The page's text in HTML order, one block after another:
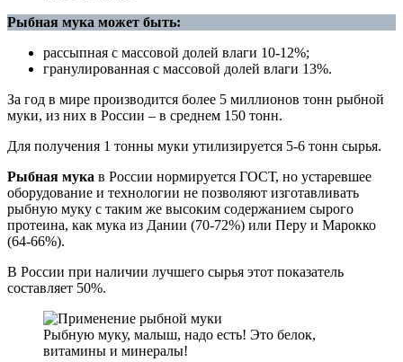
Рыбная мука может быть:
рассыпная с массовой долей влаги 10-12%;
гранулированная с массовой долей влаги 13%.
За год в мире производится более 5 миллионов тонн рыбной
муки, из них в России – в среднем 150 тонн.
Для получения 1 тонны муки утилизируется 5-6 тонн сырья.
Рыбная мука в России нормируется ГОСТ, но устаревшее
оборудование и технологии не позволяют изготавливать
рыбную муку с таким же высоким содержанием сырого
протеина, как мука из Дании (70-72%) или Перу и Марокко
(64-66%).
В России при наличии лучшего сырья этот показатель
составляет 50%.
Рыбную муку, малыш, надо есть! Это белок,
витамины и минералы!